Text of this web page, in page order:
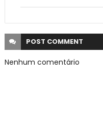
POST COMMENT
Nenhum comentário